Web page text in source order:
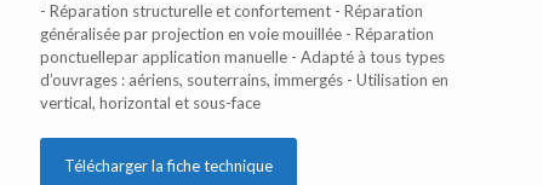
- Réparation structurelle et confortement - Réparation
généralisée par projection en voie mouillée - Réparation
ponctuellepar application manuelle - Adapté à tous types
d’ouvrages : aériens, souterrains, immergés - Utilisation en
vertical, horizontal et sous-face
Télécharger la fiche technique